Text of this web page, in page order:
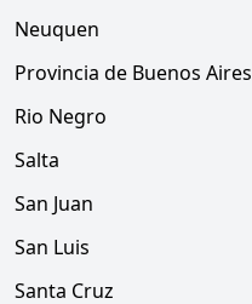
Neuquen
Provincia de Buenos Aires
Rio Negro
Salta
San Juan
San Luis
Santa Cruz